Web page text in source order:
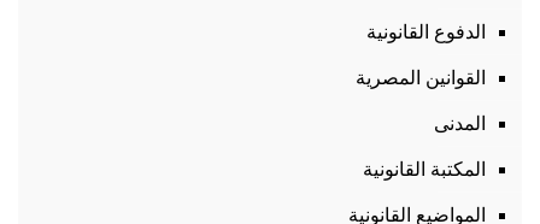
الدفوع القانونية
القوانين المصرية
المدنى
المكتبة القانونية
المواضيع القانونية